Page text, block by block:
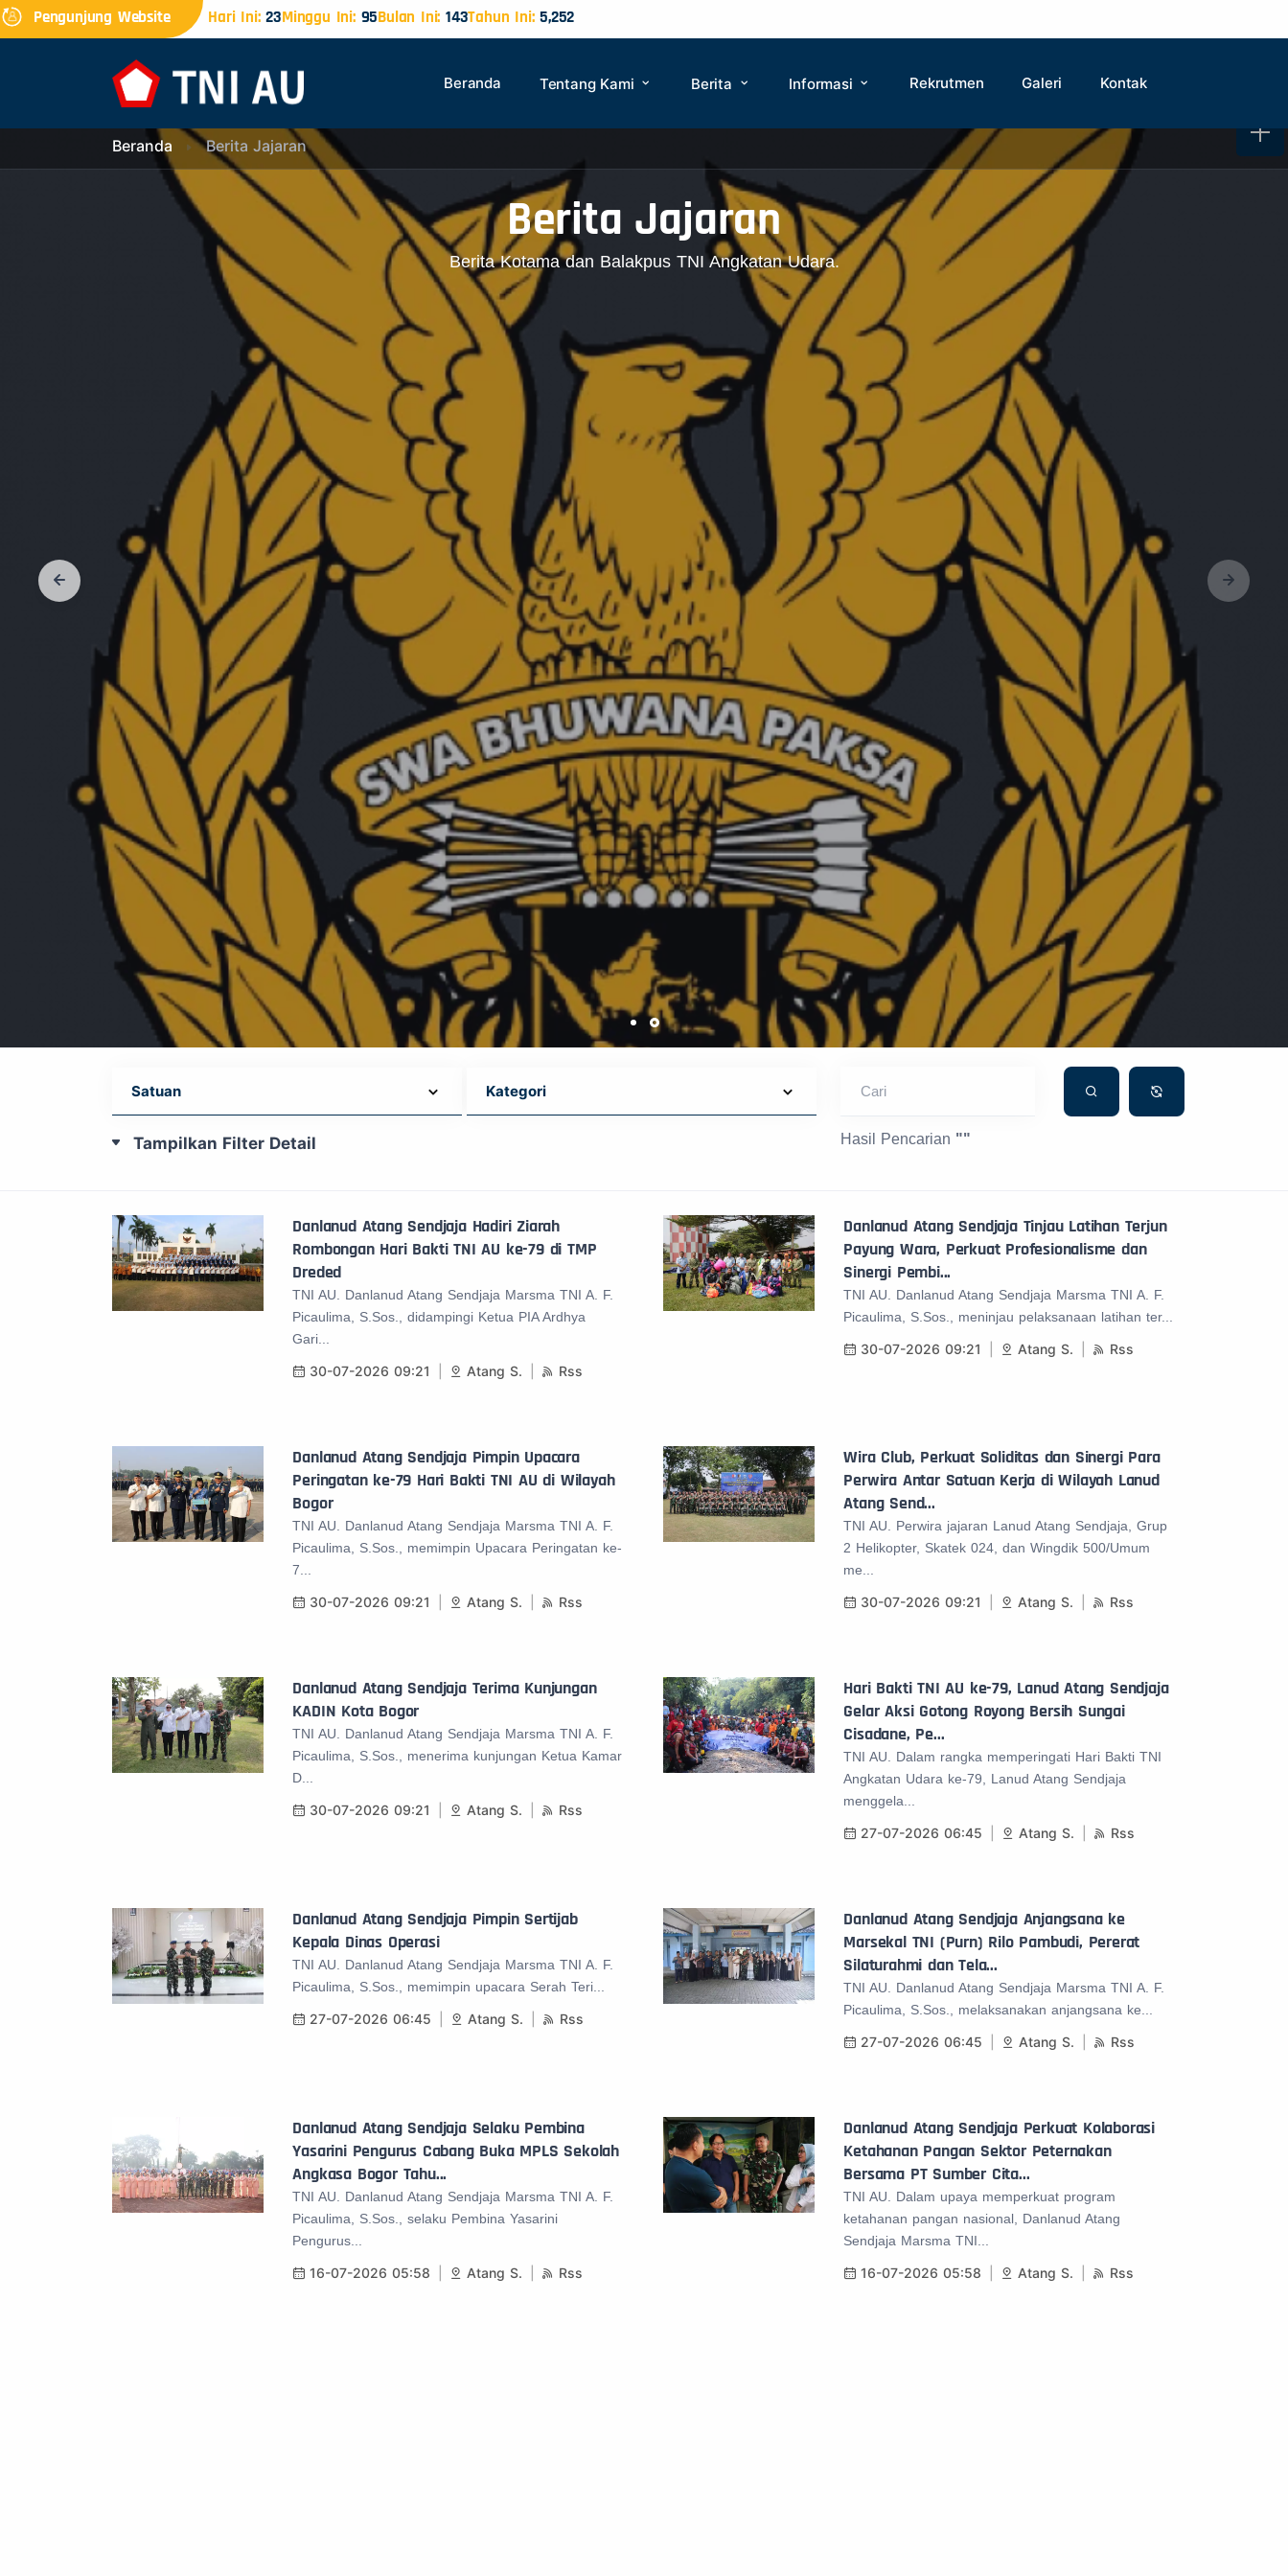
Pengunjung Website Hari Ini:23Minggu Ini:95Bulan Ini: 143Tahun Ini:5,252
Beranda Tentang Kami Berita Informasi Rekrutmen Galeri Kontak
Beranda Berita Jajaran
Berita Jajaran
Berita Kotama dan Balakpus TNI Angkatan Udara.
Cari
Tampilkan Filter Detail Hasil Pencarian ""
Danlanud Atang Sendjaja Hadiri Ziarah
Rombongan Hari Bakti TNI AU ke-79 di TMP
Dreded
TNI AU. Danlanud Atang Sendjaja Marsma TNI A. F.
Picaulima, S.Sos., didampingi Ketua PIA Ardhya
Gari...
30-07-2026 09:21 Atang S. Rss
Danlanud Atang Sendjaja Tinjau Latihan Terjun
Payung Wara, Perkuat Profesionalisme dan
Sinergi Pembi...
TNI AU. Danlanud Atang Sendjaja Marsma TNI A. F.
Picaulima, S.Sos., meninjau pelaksanaan latihan ter...
30-07-2026 09:21 Atang S. Rss
Danlanud Atang Sendjaja Pimpin Upacara
Peringatan ke-79 Hari Bakti TNI AU di Wilayah
Bogor
TNI AU. Danlanud Atang Sendjaja Marsma TNI A. F.
Picaulima, S.Sos., memimpin Upacara Peringatan ke-
7...
30-07-2026 09:21 Atang S. Rss
Wira Club, Perkuat Soliditas dan Sinergi Para
Perwira Antar Satuan Kerja di Wilayah Lanud
Atang Send...
TNI AU. Perwira jajaran Lanud Atang Sendjaja, Grup
2 Helikopter, Skatek 024, dan Wingdik 500/Umum
me...
30-07-2026 09:21 Atang S. Rss
Danlanud Atang Sendjaja Terima Kunjungan
KADIN Kota Bogor
TNI AU. Danlanud Atang Sendjaja Marsma TNI A. F.
Picaulima, S.Sos., menerima kunjungan Ketua Kamar
D...
30-07-2026 09:21 Atang S. Rss
Hari Bakti TNI AU ke-79, Lanud Atang Sendjaja
Gelar Aksi Gotong Royong Bersih Sungai
Cisadane, Pe...
TNI AU. Dalam rangka memperingati Hari Bakti TNI
Angkatan Udara ke-79, Lanud Atang Sendjaja
menggela...
27-07-2026 06:45 Atang S. Rss
Danlanud Atang Sendjaja Pimpin Sertijab
Kepala Dinas Operasi
TNI AU. Danlanud Atang Sendjaja Marsma TNI A. F.
Picaulima, S.Sos., memimpin upacara Serah Teri...
27-07-2026 06:45 Atang S. Rss
Danlanud Atang Sendjaja Anjangsana ke
Marsekal TNI (Purn) Rilo Pambudi, Pererat
Silaturahmi dan Tela...
TNI AU. Danlanud Atang Sendjaja Marsma TNI A. F.
Picaulima, S.Sos., melaksanakan anjangsana ke...
27-07-2026 06:45 Atang S. Rss
Danlanud Atang Sendjaja Selaku Pembina
Yasarini Pengurus Cabang Buka MPLS Sekolah
Angkasa Bogor Tahu...
TNI AU. Danlanud Atang Sendjaja Marsma TNI A. F.
Picaulima, S.Sos., selaku Pembina Yasarini
Pengurus...
16-07-2026 05:58 Atang S. Rss
Danlanud Atang Sendjaja Perkuat Kolaborasi
Ketahanan Pangan Sektor Peternakan
Bersama PT Sumber Cita...
TNI AU. Dalam upaya memperkuat program
ketahanan pangan nasional, Danlanud Atang
Sendjaja Marsma TNI...
16-07-2026 05:58 Atang S. Rss